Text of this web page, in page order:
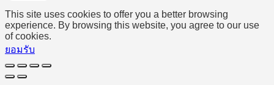
This site uses cookies to offer you a better browsing
experience. By browsing this website, you agree to our use
of cookies.
ยอมรับ